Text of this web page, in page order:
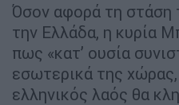
Όσον αφορά τη στάση
την Ελλάδα, η κυρία
πως «κατ’ ουσία
εσωτερικά της χώρας,
ελληνικός λαός θα